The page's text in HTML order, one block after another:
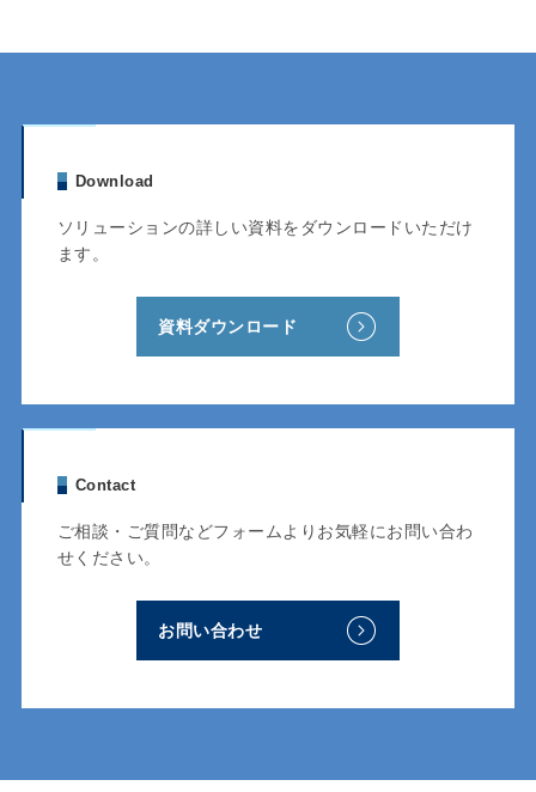
Download
ソリューションの詳しい資料をダウンロードいただけ
ます。
資料ダウンロード
Contact
ご相談・ご質問などフォームよりお気軽にお問い合わ
せください。
お問い合わせ